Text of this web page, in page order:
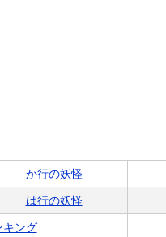
か行の妖怪
は行の妖怪
キング